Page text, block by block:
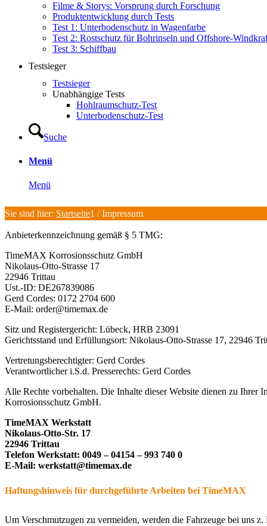
Filme & Storys: Vorsprung durch Forschung
Produktentwicklung durch Tests
Test 1: Unterbodenschutz in Wagenfarbe
Test 2: Rostschutz für Bohrinseln und Offshore-
Test 3: Schiffbau
Testsieger
Testsieger
Unabhängige Tests
Hohlraumschutz-Test
Unterbodenschutz-Test
Suche
Menü
Menü
Sie sind hier: Startseite1 / Impressum
Anbieterkennzeichnung gemäß § 5 TMG:
TimeMAX Korrosionsschutz GmbH
Nikolaus-Otto-Strasse 17
22946 Trittau
Ust.-ID: DE267839086
Gerd Cordes: 0172 2704 600
E-Mail: order@timemax.de
Sitz und Registergericht: Lübeck, HRB 23091
Gerichtsstand und Erfüllungsort: Nikolaus-Otto-Strasse 17, 22946
Vertretungsberechtigter: Gerd Cordes
Verantwortlicher i.S.d. Presserechts: Gerd Cordes
Alle Rechte vorbehalten. Die Inhalte dieser Website dienen zu
Korrosionsschutz GmbH.
TimeMAX Werkstatt
Nikolaus-Otto-Str. 17
22946 Trittau
Telefon Werkstatt: 0049 – 04154 – 993 740 0
E-Mail: werkstatt@timemax.de
Haftungshinweis für durchgeführte Arbeiten bei TimeMAX
Um Verschmutzugen zu vermeiden, werden die Fahrzeuge bei uns